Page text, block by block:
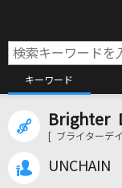
キーワード
Brighter
[ ブライターデ
UNCHAIN